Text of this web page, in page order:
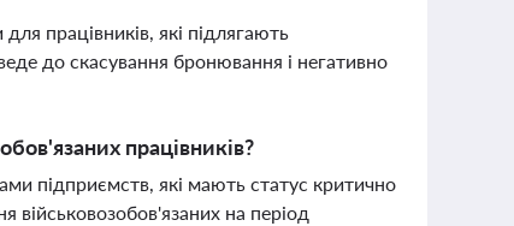
працівників, які підлягають
до скасування бронювання і негативно
працівників?
підприємств, які мають статус критично
на період